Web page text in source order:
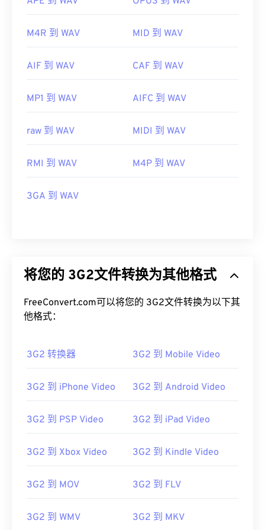
M4R 到 WAV MID 到 WAV
AIF 到 WAV CAF 到 WAV
MP1 到 WAV AIFC 到 WAV
raw 到 WAV MIDI 到 WAV
RMI 到 WAV M4P 到 WAV
3GA 到 WAV
将您的 3G2文件转换为其他格式
FreeConvert.com可以将您的 3G2文件转换为以下其
他格式：
3G2 转换器 3G2 到 Mobile Video
3G2 到 iPhone Video 3G2 到 Android Video
3G2 到 PSP Video 3G2 到 iPad Video
3G2 到 Xbox Video 3G2 到 Kindle Video
3G2 到 MOV 3G2 到 FLV
3G2 到 WMV 3G2 到 MKV